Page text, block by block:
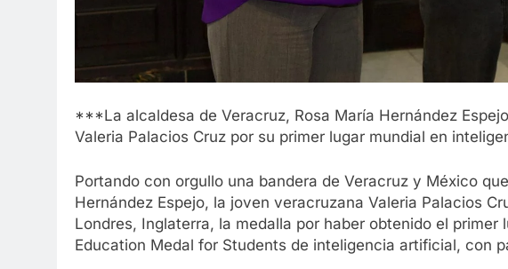
***La alcaldesa de Veracruz, Rosa María Hernández
Valeria Palacios Cruz por su primer lugar mundial en
Portando con orgullo una bandera de Veracruz y México
Hernández Espejo, la joven veracruzana Valeria Palacios
Londres, Inglaterra, la medalla por haber obtenido el primer
Education Medal for Students de inteligencia artificial, con